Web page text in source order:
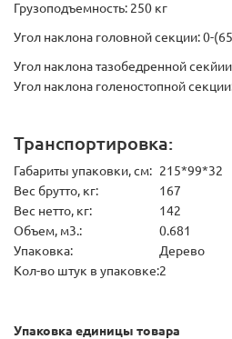
Грузоподъемность: 250 кг
Угол наклона головной секции: 0-
Угол наклона тазобедренной
Угол наклона голеностопной
Транспортировка:
Габариты упаковки, см: 215*99*32
Вес брутто, кг:
167
Вес нетто, кг:
142
Объем, м3.:
0.681
Упаковка:
Дерево
Кол-во штук в упаковке:2
Упаковка единицы товара